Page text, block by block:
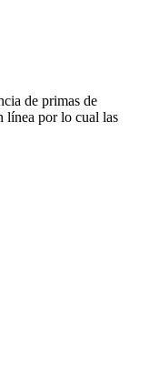
de primas de
línea por lo cual las